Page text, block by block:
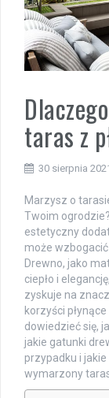
taras z
30 sierpnia
Marzysz o
Twoim
estetyczny
może
Drewno, jako
ciepło i
zyskuje na
korzyści
dowiedzieć się,
jakie gatunki
przypadku i
wymarzony